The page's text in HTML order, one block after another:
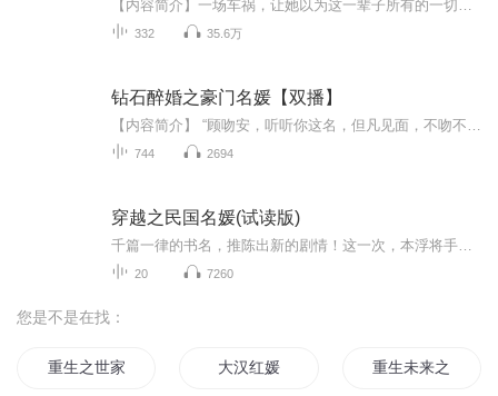
332 35.6万
钻石醉婚之豪门名媛【双播】
744 2694
穿越之民国名媛(试读版)
20 7260
您是不是在找：
重生之世家名媛 大汉红媛 重生未来之名媛